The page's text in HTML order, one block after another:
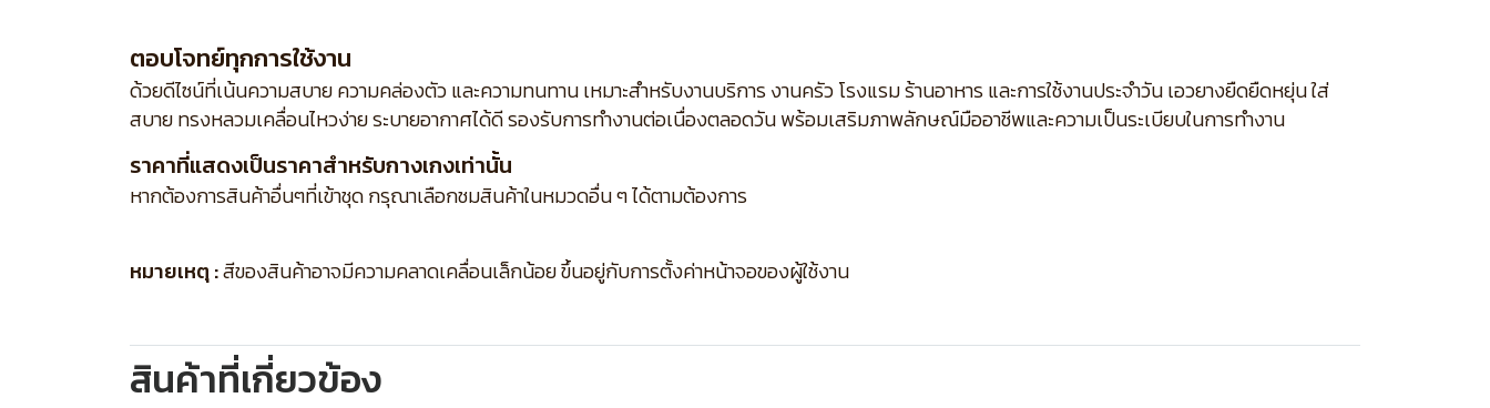
ตอบโจทย์ทุกการใช้งาน
ด้วยดีไซน์ที่เน้นความสบาย ความคล่องตัว และความทนทาน เหมาะสำหรับงานบริการ งานครัว โรงแรม ร้านอาหาร และการใช้งานประจำวัน เอวยางยืดยืดหยุ่น ใส่
สบาย ทรงหลวมเคลื่อนไหวง่าย ระบายอากาศได้ดี รองรับการทำงานต่อเนื่องตลอดวัน พร้อมเสริมภาพลักษณ์มืออาชีพและความเป็นระเบียบในการทำงาน
ราคาที่แสดงเป็นราคาสำหรับกางเกงเท่านั้น
หากต้องการสินค้าอื่นๆที่เข้าชุด กรุณาเลือกชมสินค้าในหมวดอื่น ๆ ได้ตามต้องการ
หมายเหตุ :สีของสินค้าอาจมีความคลาดเคลื่อนเล็กน้อย ขึ้นอยู่กับการตั้งค่าหน้าจอของผู้ใช้งาน
สินค้าที่เกี่ยวข้อง